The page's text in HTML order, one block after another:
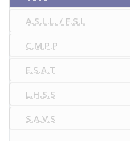
A.S.L.L. / F.S.L
C.M.P.P
E.S.A.T
L.H.S.S
S.A.V.S